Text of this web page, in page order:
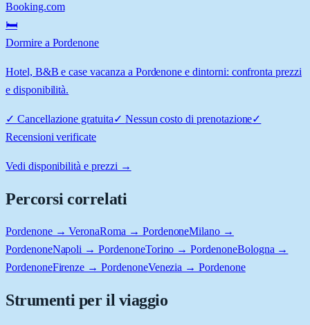
Booking.com
🛏️
Dormire a Pordenone
Hotel, B&B e case vacanza a Pordenone e dintorni: confronta prezzi
e disponibilità.
✓ Cancellazione gratuita✓ Nessun costo di prenotazione✓
Recensioni verificate
Vedi disponibilità e prezzi →
Percorsi correlati
Pordenone → VeronaRoma → PordenoneMilano →
PordenoneNapoli → PordenoneTorino → PordenoneBologna →
PordenoneFirenze → PordenoneVenezia → Pordenone
Strumenti per il viaggio